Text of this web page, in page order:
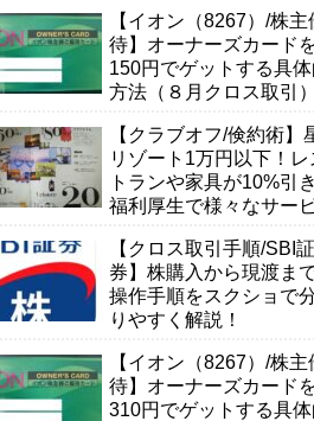
【イオン（8267）/株主
待】オーナーズカード
150円でゲットする具体
方法（８月クロス取引）
【クラブオフ/倹約術】
リゾート1万円以下！レ
トランや家具が10%引き
福利厚生で様々なサー
【クロス取引手順/SBI証
券】株購入から現渡まで
操作手順をスクショで
りやすく解説！
【イオン（8267）/株主
待】オーナーズカード
310円でゲットする具体